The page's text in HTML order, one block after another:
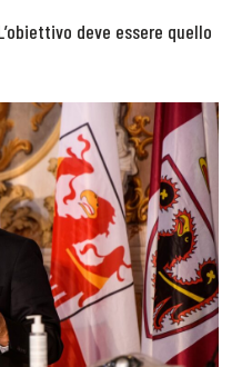
deve essere quello